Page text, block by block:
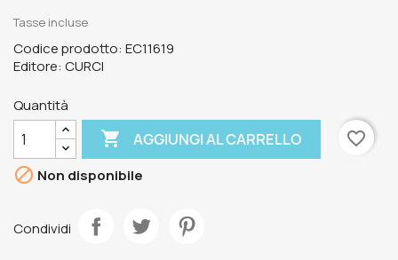
Tasse incluse
Codice prodotto: EC11619
Editore: CURCI
Quantità
 AGGIUNGI AL CARRELLO
favorite_border
 Non disponibile
Condividi